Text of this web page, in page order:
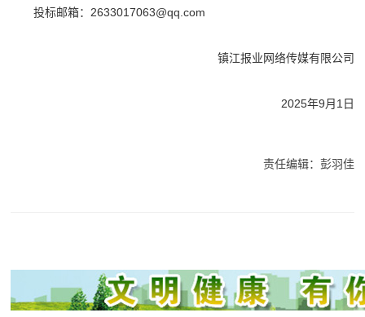
投标邮箱：2633017063@qq.com
镇江报业网络传媒有限公司
2025年9月1日
责任编辑：彭羽佳